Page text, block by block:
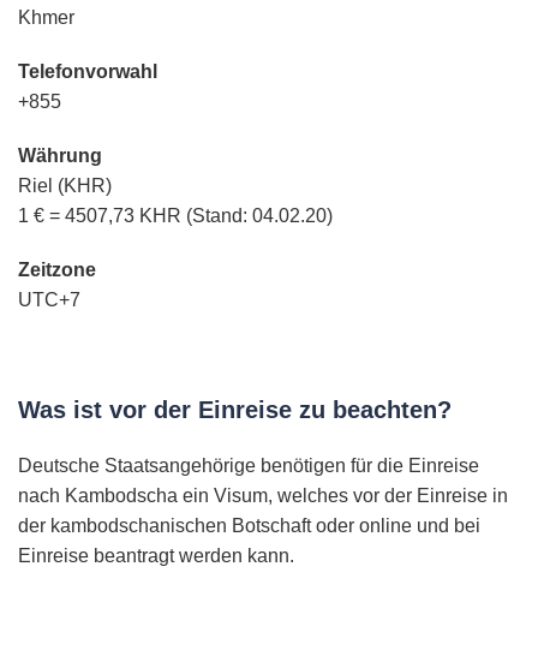
Khmer
Telefonvorwahl
+855
Währung
Riel (KHR)
1 € = 4507,73 KHR (Stand: 04.02.20)
Zeitzone
UTC+7
Was ist vor der Einreise zu beachten?
Deutsche Staatsangehörige benötigen für die Einreise
nach Kambodscha ein Visum, welches vor der Einreise in
der kambodschanischen Botschaft oder online und bei
Einreise beantragt werden kann.